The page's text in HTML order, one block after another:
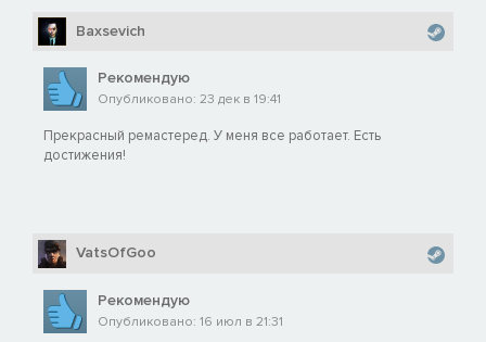
Baxsevich
Рекомендую
Опубликовано: 23 дек в 19:41
Прекрасный ремастеред. У меня все работает. Есть
достижения!
VatsOfGoo
Рекомендую
Опубликовано: 16 июл в 21:31